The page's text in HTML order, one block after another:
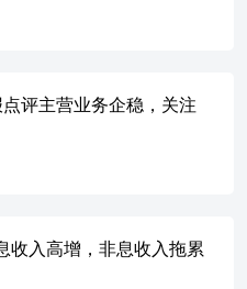
于公司深耕浙江这一经济发达地
人经营性贷款风险有所上升，且
人经营贷同比下降4.1%。按揭贷
速有所放缓，25A同比增长
债端成本压降贡献较大。根据我
。降幅较小，主要是去年四
评主营业务企稳，关注
入高增，非息收入拖累